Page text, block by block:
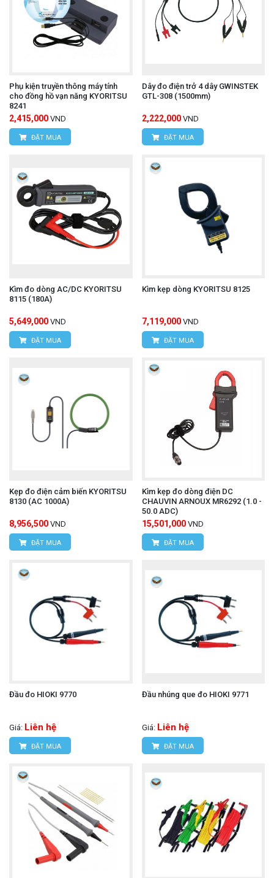
Phụ kiện truyền thông máy tính
cho đồng hồ vạn năng KYORITSU
8241
2,415,000 VND
ĐẶT MUA
Dây đo điện trở 4 dây GWINSTEK
GTL-308 (1500mm)
2,222,000 VND
ĐẶT MUA
Kìm đo dòng AC/DC KYORITSU
8115 (180A)
5,649,000 VND
ĐẶT MUA
Kìm kẹp dòng KYORITSU 8125
7,119,000 VND
ĐẶT MUA
Kẹp đo điện cảm biến KYORITSU
8130 (AC 1000A)
8,956,500 VND
ĐẶT MUA
Kìm kẹp đo dòng điện DC
CHAUVIN ARNOUX MR6292 (1.0 -
50.0 ADC)
15,501,000 VND
ĐẶT MUA
Đầu đo HIOKI 9770
Giá: Liên hệ
ĐẶT MUA
Đầu nhúng que đo HIOKI 9771
Giá: Liên hệ
ĐẶT MUA